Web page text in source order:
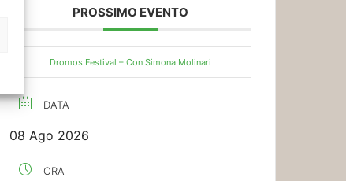
PROSSIMO EVENTO
Dromos Festival – Con Simona Molinari
DATA
08 Ago 2026
ORA